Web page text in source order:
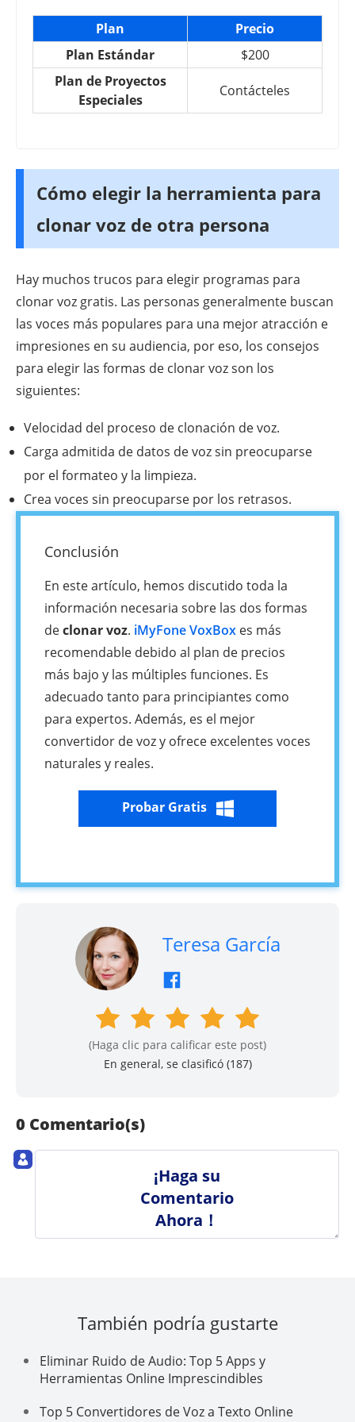
Plan
Precio
Plan Estándar
$200
Plan de Proyectos
Especiales
Contácteles
Cómo elegir la herramienta para
clonar voz de otra persona
Hay muchos trucos para elegir programas para
clonar voz gratis. Las personas generalmente buscan
las voces más populares para una mejor atracción e
impresiones en su audiencia, por eso, los consejos
para elegir las formas de clonar voz son los
siguientes:
Velocidad del proceso de clonación de voz.
Carga admitida de datos de voz sin preocuparse
por el formateo y la limpieza.
Crea voces sin preocuparse por los retrasos.
Conclusión
En este artículo, hemos discutido toda la
información necesaria sobre las dos formas
declonar voz. iMyFone VoxBox es más
recomendable debido al plan de precios
más bajo y las múltiples funciones. Es
adecuado tanto para principiantes como
para expertos. Además, es el mejor
convertidor de voz y ofrece excelentes voces
naturales y reales.
Probar Gratis
Teresa García
(Haga clic para calificar este post)
En general, se clasificó (187)
0 Comentario(s)
¡Haga su
Comentario
Ahora！
También podría gustarte
Eliminar Ruido de Audio: Top 5 Apps y
Herramientas Online Imprescindibles
Top 5 Convertidores de Voz a Texto Online